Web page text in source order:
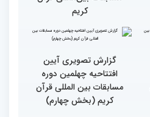
گزارش تصویری نشست
توجیهی داوران ویژه
خواهران چهلمین دوره
مسابقات بین المللی قرآن
کریم